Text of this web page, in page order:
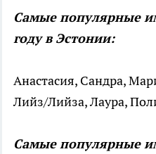
Самые популярные
году в Эстонии:
Анастасия, Сандра,
Лийз/Лийза, Лаура,
Самые популярные